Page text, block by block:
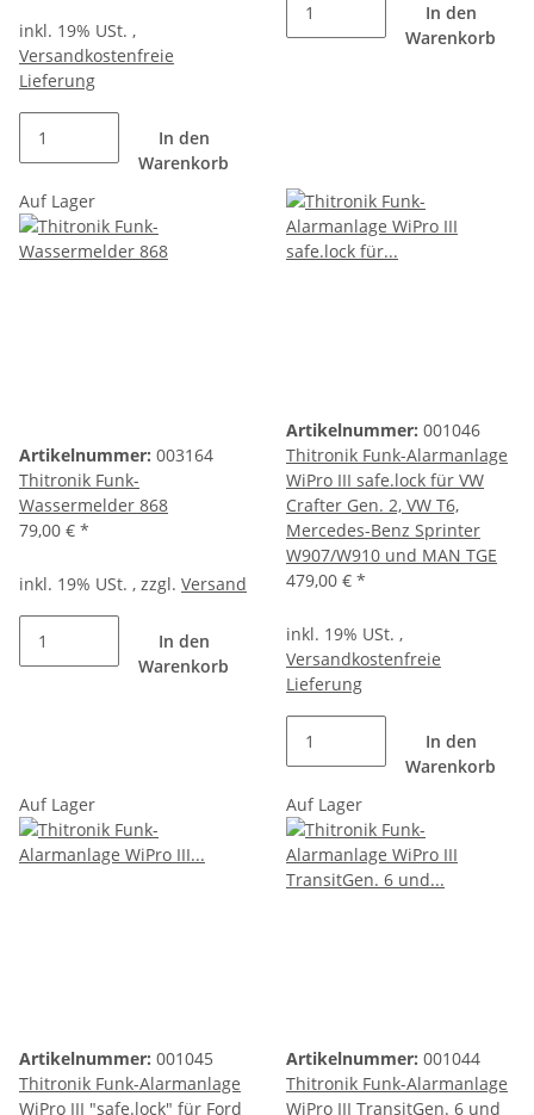
inkl. 19% USt. ,
Versandkostenfreie
Lieferung
In den
Warenkorb
In den
Warenkorb
Auf Lager
Artikelnummer: 003164
Thitronik Funk-
Wassermelder 868
79,00 € *
inkl. 19% USt. , zzgl. Versand
In den
Warenkorb
Artikelnummer: 001046
Thitronik Funk-Alarmanlage
WiPro III safe.lock für VW
Crafter Gen. 2, VW T6,
Mercedes-Benz Sprinter
W907/W910 und MAN TGE
479,00 € *
inkl. 19% USt. ,
Versandkostenfreie
Lieferung
In den
Warenkorb
Auf Lager
Artikelnummer: 001045
Thitronik Funk-Alarmanlage
WiPro III "safe.lock" für Ford
Auf Lager
Artikelnummer: 001044
Thitronik Funk-Alarmanlage
WiPro III TransitGen. 6 und